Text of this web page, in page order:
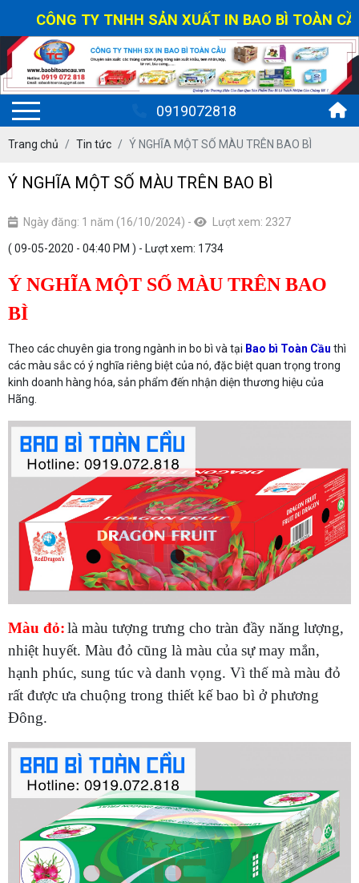
CÔNG TY TNHH SẢN XUẤT IN BAO BÌ TOÀN CẦU
0919072818
Trang chủ Tin tức Ý NGHĨA MỘT SỐ MÀU TRÊN BAO BÌ
Ý NGHĨA MỘT SỐ MÀU TRÊN BAO BÌ
Ngày đăng: 1 năm (16/10/2024) - Lượt xem: 2327
( 09-05-2020 - 04:40 PM ) - Lượt xem: 1734
Ý NGHĨA MỘT SỐ MÀU TRÊN BAO
BÌ
Theo các chuyên gia trong ngành in bo bì và tại Bao bì Toàn Cầu thì
các màu sắc có ý nghĩa riêng biệt của nó, đặc biệt quan trọng trong
kinh doanh hàng hóa, sản phẩm đến nhận diện thương hiệu của
Hãng.
Màu đỏ:là màu tượng trưng cho tràn đầy năng lượng,
nhiệt huyết. Màu đỏ cũng là màu của sự may mắn,
hạnh phúc, sung túc và danh vọng. Vì thế mà màu đỏ
rất được ưa chuộng trong thiết kế bao bì ở phương
Đông.